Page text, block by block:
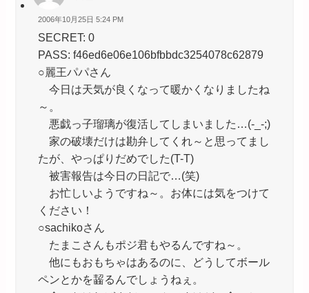
2006年10月25日 5:24 PM
SECRET: 0
PASS: f46ed6e06e106bfbbdc3254078c62879
○麗王パパさん
今日は天気が良くなって暖かくなりましたね
～。
悪戯っ子瑠璃が復活してしまいました…(-_-;)
家の破壊だけは勘弁してくれ～と思ってまし
たが、やっぱりだめでした(T-T)
被害報告は今日の日記で…(笑)
お忙しいようですね～。お体には気をつけて
ください！
○sachikoさん
たまこさんもポジ君もやるんですね～。
他にもおもちゃはあるのに、どうしてボール
ペンとかを齧るんでしょうねぇ。